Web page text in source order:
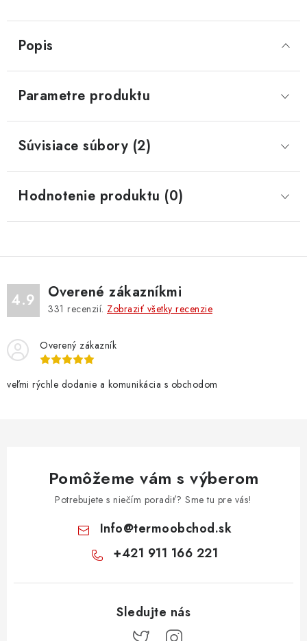
Popis
Parametre produktu
Súvisiace súbory (2)
Hodnotenie produktu (0)
4.9 Overené zákazníkmi
331 recenzií. Zobraziť všetky recenzie
Overený zákazník
veľmi rýchle dodanie a komunikácia s obchodom
Pomôžeme vám s výberom
Potrebujete s niečím poradiť? Sme tu pre vás!
Info@termoobchod.sk
+421 911 166 221